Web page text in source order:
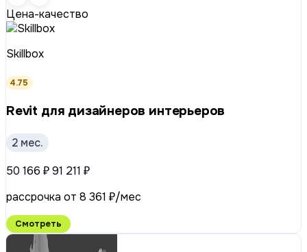
Цена-качество
Skillbox
4.75
Revit для дизайнеров интерьеров
2 мес.
50 166 ₽91 211 ₽
рассрочка от 8 361 ₽/мес
Смотреть